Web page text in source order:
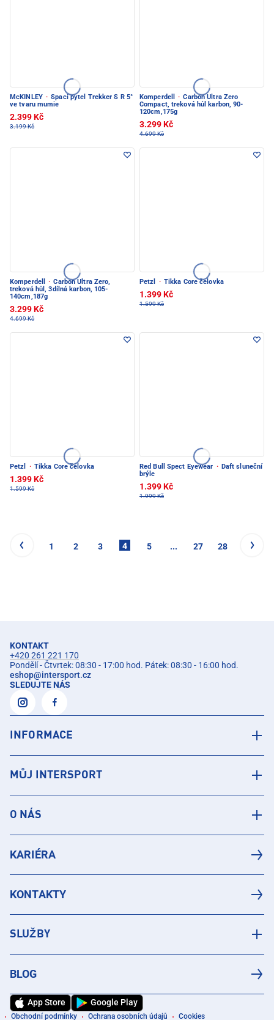
McKINLEY · Spací pytel Trekker S R 5°
ve tvaru mumie
2.399 Kč
3.199 Kč
Komperdell · Carbon Ultra Zero
Compact, treková hůl karbon, 90-
120cm,175g
3.299 Kč
4.699 Kč
Komperdell · Carbon Ultra Zero,
treková hůl, 3dílná karbon, 105-
140cm,187g
3.299 Kč
4.699 Kč
Petzl · Tikka Core čelovka
1.399 Kč
1.599 Kč
Petzl · Tikka Core čelovka
1.399 Kč
1.599 Kč
Red Bull Spect Eyewear · Daft sluneční
brýle
1.399 Kč
1.999 Kč
1 2 3 4 5 ... 27 28
KONTAKT
+420 261 221 170
Pondělí - Čtvrtek: 08:30 - 17:00 hod. Pátek: 08:30 - 16:00 hod.
eshop@intersport.cz
SLEDUJTE NÁS
INFORMACE
MŮJ INTERSPORT
O NÁS
KARIÉRA
KONTAKTY
SLUŽBY
BLOG
App Store Google Play
Obchodní podmínky Ochrana osobních údajů Cookies